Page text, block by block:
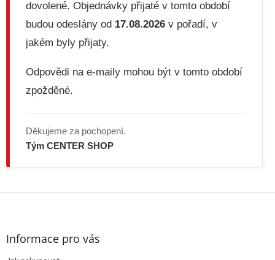
dovolené. Objednávky přijaté v tomto období
budou odeslány od 17.08.2026 v pořadí, v
jakém byly přijaty.
Odpovědi na e-maily mohou být v tomto období
zpožděné.
Děkujeme za pochopení.
Tým CENTER SHOP
Z
Informace pro vás